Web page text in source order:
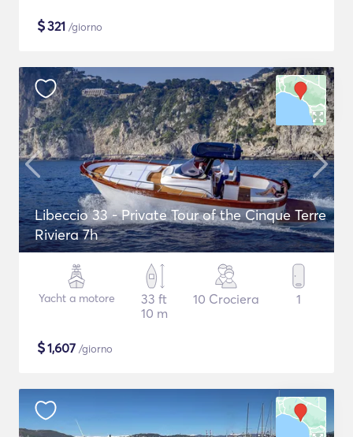
$321 /giorno
Libeccio 33 - Private Tour of the Cinque Terre
Riviera 7h
Yacht a motore
33 ft
10 m
10 Crociera 1
$1,607 /giorno